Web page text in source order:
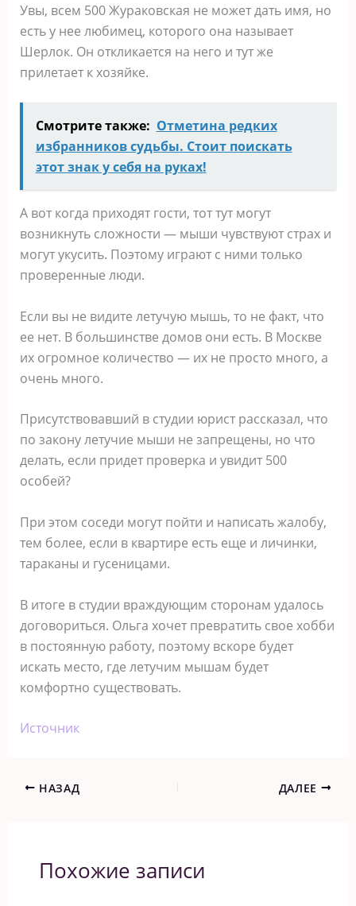
Увы, всем 500 Жураковская не может дать имя, но
есть у нее любимец, которого она называет
Шерлок. Он откликается на него и тут же
прилетает к хозяйке.
Смотрите также: Отметина редких
избранников судьбы. Стоит поискать
этот знак у себя на руках!
А вот когда приходят гости, тот тут могут
возникнуть сложности — мыши чувствуют страх и
могут укусить. Поэтому играют с ними только
проверенные люди.
Если вы не видите летучую мышь, то не факт, что
ее нет. В большинстве домов они есть. В Москве
их огромное количество — их не просто много, а
очень много.
Присутствовавший в студии юрист рассказал, что
по закону летучие мыши не запрещены, но что
делать, если придет проверка и увидит 500
особей?
При этом соседи могут пойти и написать жалобу,
тем более, если в квартире есть еще и личинки,
тараканы и гусеницами.
В итоге в студии враждующим сторонам удалось
договориться. Ольга хочет превратить свое хобби
в постоянную работу, поэтому вскоре будет
искать место, где летучим мышам будет
комфортно существовать.
Источник
НАЗАД ДАЛЕЕ
Похожие записи